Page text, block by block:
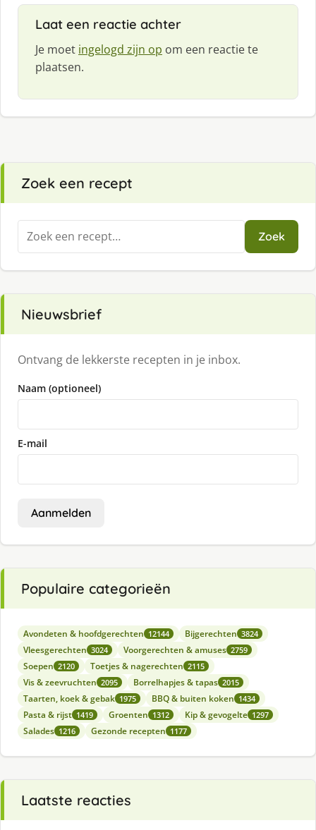
Laat een reactie achter
Je moet ingelogd zijn op om een reactie te
plaatsen.
Zoek een recept
Zoeken
naar:
Zoek
Nieuwsbrief
Ontvang de lekkerste recepten in je inbox.
Naam (optioneel)
E-mail
Aanmelden
Populaire categorieën
Avondeten & hoofdgerechten 12144 Bijgerechten 3824
Vleesgerechten 3024 Voorgerechten & amuses 2759
Soepen 2120 Toetjes & nagerechten 2115
Vis & zeevruchten 2095 Borrelhapjes & tapas 2015
Taarten, koek & gebak 1975 BBQ & buiten koken 1434
Pasta & rijst 1419 Groenten 1312 Kip & gevogelte 1297
Salades 1216 Gezonde recepten 1177
Laatste reacties